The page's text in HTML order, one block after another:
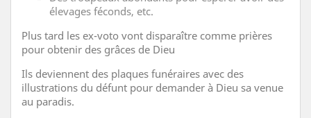
élevages féconds, etc.
Plus tard les ex-voto vont disparaître comme prières
pour obtenir des grâces de Dieu
Ils deviennent des plaques funéraires avec des
illustrations du défunt pour demander à Dieu sa venue
au paradis.